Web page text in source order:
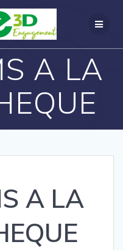
A LA
A LA